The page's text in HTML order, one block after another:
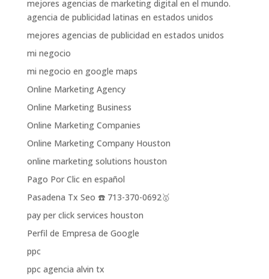
mejores agencias de marketing digital en el mundo.
agencia de publicidad latinas en estados unidos
mejores agencias de publicidad en estados unidos
mi negocio
mi negocio en google maps
Online Marketing Agency
Online Marketing Business
Online Marketing Companies
Online Marketing Company Houston
online marketing solutions houston
Pago Por Clic en español
Pasadena Tx Seo ☎️ 713-370-0692🥇
pay per click services houston
Perfil de Empresa de Google
ppc
ppc agencia alvin tx